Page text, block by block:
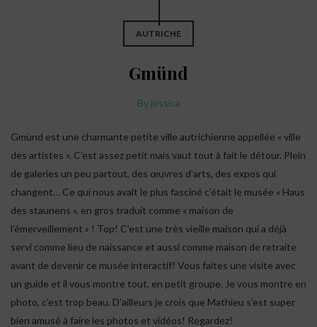
AUTRICHE
Gmünd
By jessica
Gmünd est une charmante petite ville autrichienne appellée « ville
des artistes ». C’est assez petit mais vaut tout à fait le détour. Plein
de galeries un peu partout, des œuvres d’arts, des expos qui
changent… Ce qui nous avait le plus fasciné c’était le musée « Haus
des staunens », en gros traduit comme « maison de
l’émerveillement » ! Top! C’est une très vieille maison qui a déjà
servi comme lieu de naissance et aussi comme maison de retraite
avant de devenir ce musée interactif! Vous faites une visite avec
un guide et il vous montre tout, en petit groupe. Je vous montre en
photo, c’est trop beau. D’ailleurs je crois que Mathieu s’est super
bien amusé à faire les photos et vidéos! Regardez!